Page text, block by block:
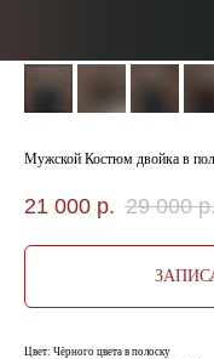
Мужской Костюм двойка в
21 000 р. 29 000 р.
Цвет: Чёрного цвета в полоску